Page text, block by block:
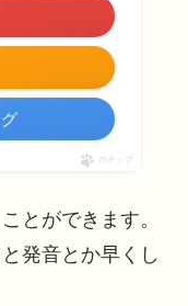
ポチップ
とができます。
発音とか早くし